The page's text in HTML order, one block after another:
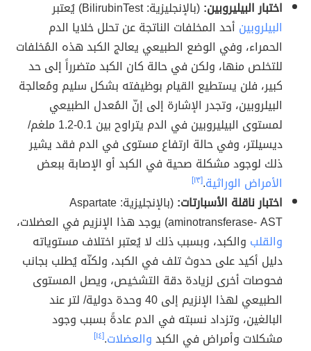
اختبار البيليروبين:(بالإنجليزية: BilirubinTest) يُعتبر
البيلروبين أحد المخلفات الناتجة عن تحلل خلايا الدم
الحمراء، وفي الوضع الطبيعي يعالج الكبد هذه المُخلفات
للتخلص منها، ولكن في حالة كان الكبد متضرراً إلى حد
كبير، فلن يستطيع القيام بوظيفته بشكل سليم ومُعالجة
البيلروبين، وتجدر الإشارة إلى إنّ المُعدل الطبيعي
لمستوى البيليروبين في الدم يتراوح بين 0.1-1.2 ملغم/
ديسيلتر، وفي حالة ارتفاع مستوى في الدم فقد يشير
ذلك لوجود مشكلة صحية في الكبد أو الإصابة ببعض
الأمراض الوراثية.[١٣]
اختبار ناقلة الأسبارتات:
(بالإنجليزية: Aspartate
aminotransferase- AST) يوجد هذا الإنزيم في العضلات،
والقلب والكبد، وبسبب ذلك لا يُعتبر اختلاف مستوياته
دليل أكيد على حدوث تلف في الكبد، ولكنّه يُطلب بجانب
فحوصات أخرى لزيادة دقة التشخيص، ويصل المستوى
الطبيعي لهذا الإنزيم إلى 40 وحدة دولية/ لتر عند
البالغين، وتزداد نسبته في الدم عادةً بسبب وجود
مشكلات وأمراض في الكبدوالعضلات.[١٤]